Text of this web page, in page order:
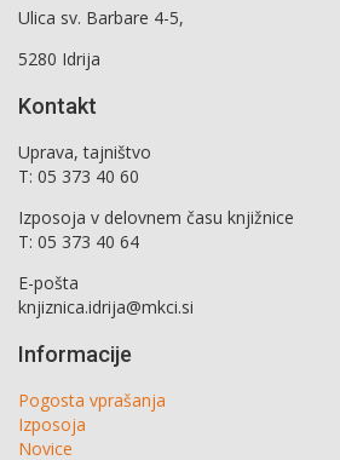
Ulica sv. Barbare 4-5,
5280 Idrija
Kontakt
Uprava, tajništvo
T: 05 373 40 60
Izposoja v delovnem času knjižnice
T: 05 373 40 64
E-pošta
knjiznica.idrija@mkci.si
Informacije
Pogosta vprašanja
Izposoja
Novice